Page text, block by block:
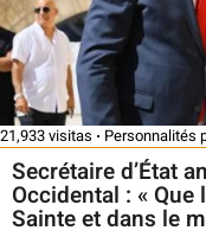
21,933 visitas Personnalités
Secrétaire d’État
Occidental : «
Sainte et dans le